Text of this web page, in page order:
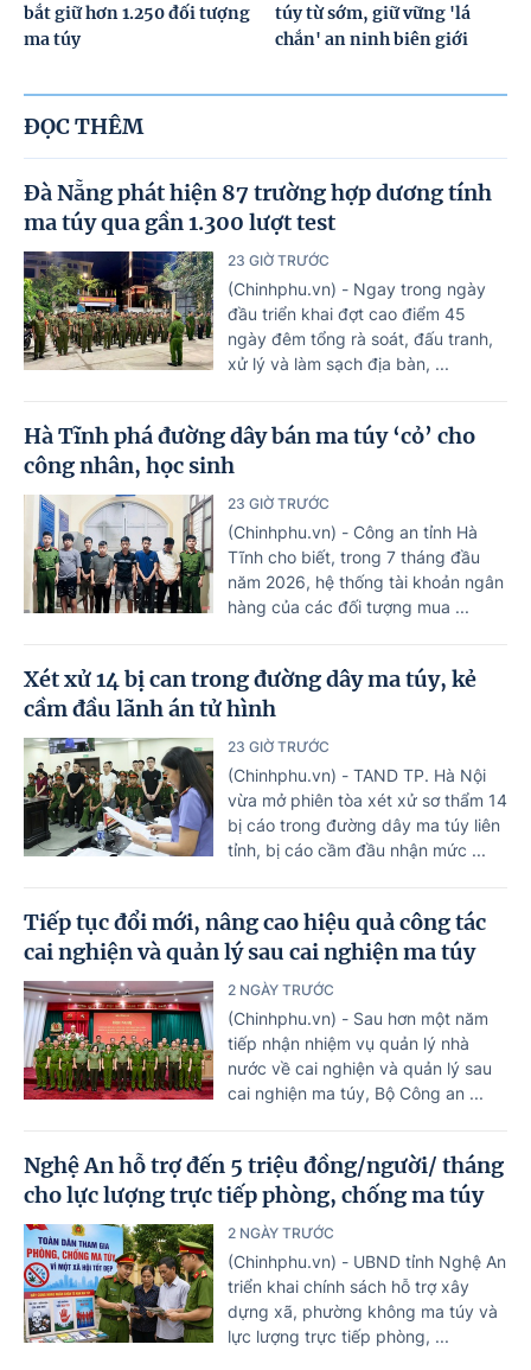
bắt giữ hơn 1.250 đối tượng
ma túy
túy từ sớm, giữ vững 'lá
chắn' an ninh biên giới
ĐỌC THÊM
Đà Nẵng phát hiện 87 trường hợp dương tính
ma túy qua gần 1.300 lượt test
23 GIỜ TRƯỚC
(Chinhphu.vn) - Ngay trong ngày
đầu triển khai đợt cao điểm 45
ngày đêm tổng rà soát, đấu tranh,
xử lý và làm sạch địa bàn, ...
Hà Tĩnh phá đường dây bán ma túy ‘cỏ’ cho
công nhân, học sinh
23 GIỜ TRƯỚC
(Chinhphu.vn) - Công an tỉnh Hà
Tĩnh cho biết, trong 7 tháng đầu
năm 2026, hệ thống tài khoản ngân
hàng của các đối tượng mua ...
Xét xử 14 bị can trong đường dây ma túy, kẻ
cầm đầu lãnh án tử hình
23 GIỜ TRƯỚC
(Chinhphu.vn) - TAND TP. Hà Nội
vừa mở phiên tòa xét xử sơ thẩm 14
bị cáo trong đường dây ma túy liên
tỉnh, bị cáo cầm đầu nhận mức ...
Tiếp tục đổi mới, nâng cao hiệu quả công tác
cai nghiện và quản lý sau cai nghiện ma túy
2 NGÀY TRƯỚC
(Chinhphu.vn) - Sau hơn một năm
tiếp nhận nhiệm vụ quản lý nhà
nước về cai nghiện và quản lý sau
cai nghiện ma túy, Bộ Công an ...
Nghệ An hỗ trợ đến 5 triệu đồng/người/ tháng
cho lực lượng trực tiếp phòng, chống ma túy
2 NGÀY TRƯỚC
(Chinhphu.vn) - UBND tỉnh Nghệ An
triển khai chính sách hỗ trợ xây
dựng xã, phường không ma túy và
lực lượng trực tiếp phòng, ...